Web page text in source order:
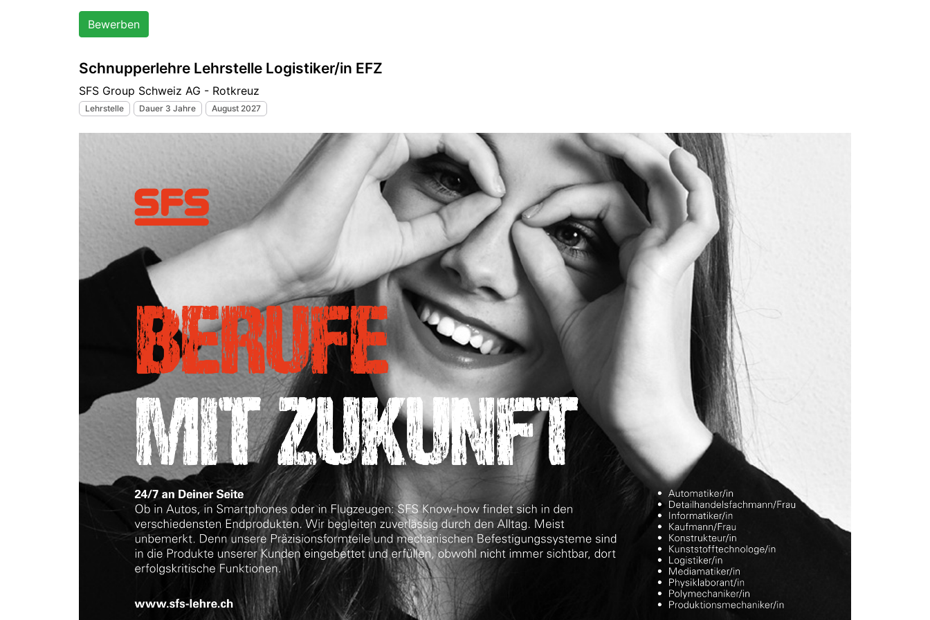
Bewerben
Schnupperlehre Lehrstelle Logistiker/in EFZ
SFS Group Schweiz AG - Rotkreuz
Lehrstelle Dauer 3 Jahre August 2027